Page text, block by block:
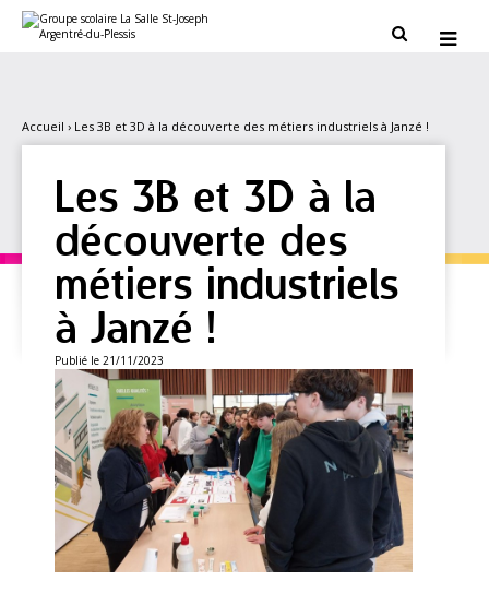
contenu.
personnels
 
Accueil › Les 3B et 3D à la découverte des métiers industriels à Janzé !
Les 3B et 3D à la
découverte des
métiers industriels
à Janzé !
Publié le 21/11/2023